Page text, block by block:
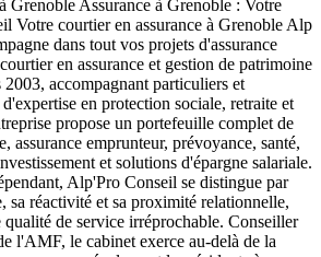
Grenoble Assurance à Grenoble : Votre
Votre courtier en assurance à Grenoble Alp
dans tout vos projets d'assurance
en assurance et gestion de patrimoine
2003, accompagnant particuliers et
en protection sociale, retraite et
propose un portefeuille complet de
assurance emprunteur, prévoyance, santé,
et solutions d'épargne salariale.
Alp'Pro Conseil se distingue par
sa réactivité et sa proximité relationnelle,
qualité de service irréprochable. Conseiller
l'AMF, le cabinet exerce au-delà de la